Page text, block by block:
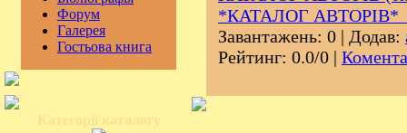
Форум
Галерея
Гостьова книга
*КАТАЛОГ
Завантажень: 0 | Додав:
Рейтинг: 0.0/0 |